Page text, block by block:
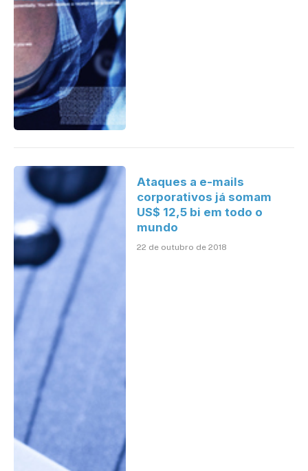
Ataques a e-mails
corporativos já somam
US$ 12,5 bi em todo o
mundo
22 de outubro de 2018